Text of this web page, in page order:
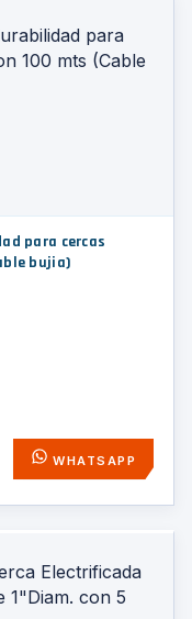
para cercas
bujia)
WHATSAPP